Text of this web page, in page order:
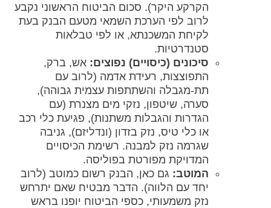
הקרקע היקר). סכום הביטוח הראשוני נקבע
לרוב לפי הערכת השמאי מטעם הבנק בעת
לקיחת המשכנתא, או לפי טבלאות
סטנדרטיות.
סיכונים (כיסויים) נפוצים: אש, ברק,
התפוצצות, רעידת אדמה (לרוב עם
תת-מגבלה והשתתפות עצמית גבוהה),
סערה, שיטפון, נזקי מים מצנרת (עם
הגדרות והגבלות משתנות), פגיעת כלי רכב
או כלי טיס, נזק בזדון (ונדליזם), גניבה
שגרמה נזק למבנה. רשימת הכיסויים
המדויקת מפורטת בפוליסה.
המוטב: גם כאן, הבנק רשום כמוטב (לרוב
יחד עם הלווה). הדבר מבטיח שאם יתרחש
נזק משמעותי, כספי הביטוח יופנו בראש